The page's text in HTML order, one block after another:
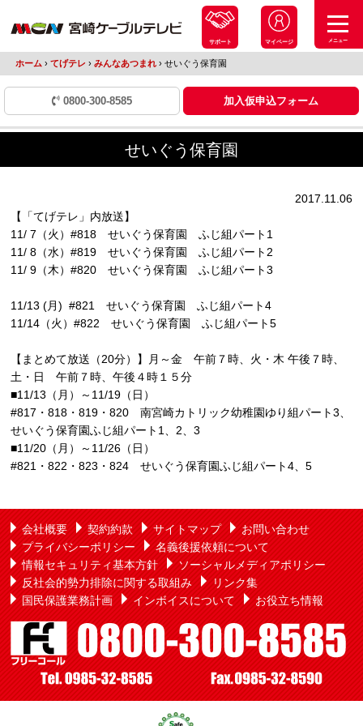
サポート マイページ メニュー
ホーム › てげテレ › みんなあつまれ ›せいぐう保育園
0800-300-8585 加入仮申込フォーム
せいぐう保育園
2017.11.06
【「てげテレ」内放送】
11/ 7（火）#818 せいぐう保育園 ふじ組パート1
11/ 8（水）#819 せいぐう保育園 ふじ組パート2
11/ 9（木）#820 せいぐう保育園 ふじ組パート3
11/13 (月) #821 せいぐう保育園 ふじ組パート4
11/14（火）#822 せいぐう保育園 ふじ組パート5
【まとめて放送（20分）】月～金 午前７時、火・木 午後７時、
土・日 午前７時、午後４時１５分
■11/13（月）～11/19（日）
#817・818・819・820 南宮崎カトリック幼稚園ゆり組パート3、
せいぐう保育園ふじ組パート1、2、3
■11/20（月）～11/26（日）
#821・822・823・824 せいぐう保育園ふじ組パート4、5
会社概要 契約約款 サイトマップ
お問い合わせ
プライバシーポリシー
名義後援依頼について
情報セキュリティ基本方針
ソーシャルメディアポリシー
反社会的勢力排除に関する取組み
リンク集
国民保護業務計画
インボイスについて お役立ち情報